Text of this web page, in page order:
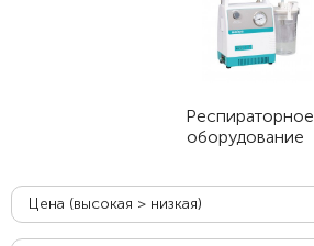
Респираторное
оборудование
Цена (высокая > низкая)